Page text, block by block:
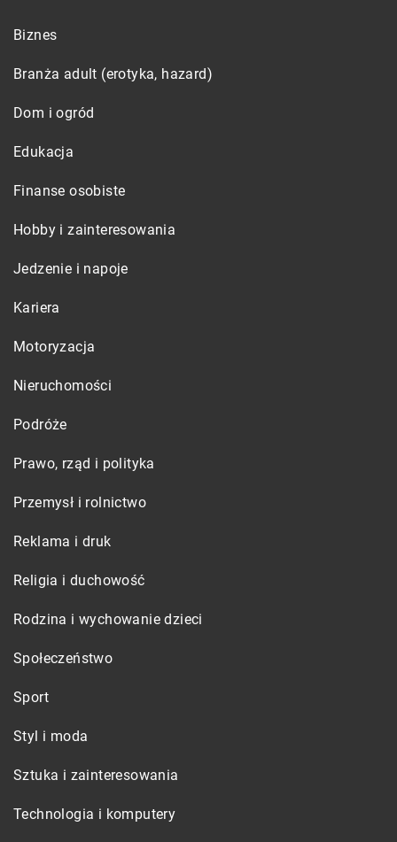
Biznes
Branża adult (erotyka, hazard)
Dom i ogród
Edukacja
Finanse osobiste
Hobby i zainteresowania
Jedzenie i napoje
Kariera
Motoryzacja
Nieruchomości
Podróże
Prawo, rząd i polityka
Przemysł i rolnictwo
Reklama i druk
Religia i duchowość
Rodzina i wychowanie dzieci
Społeczeństwo
Sport
Styl i moda
Sztuka i zainteresowania
Technologia i komputery